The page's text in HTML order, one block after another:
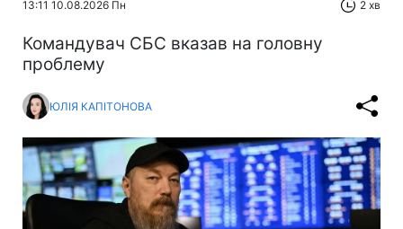
13:11 10.08.2026 Пн 2 хв
Командувач СБС вказав на головну
проблему
ЮЛІЯ КАПІТОНОВА